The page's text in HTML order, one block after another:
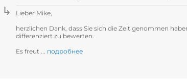
Lieber Mike,
herzlichen Dank, dass Sie sich die Zeit genommen
differenziert zu bewerten.
Es freut ... подробнее